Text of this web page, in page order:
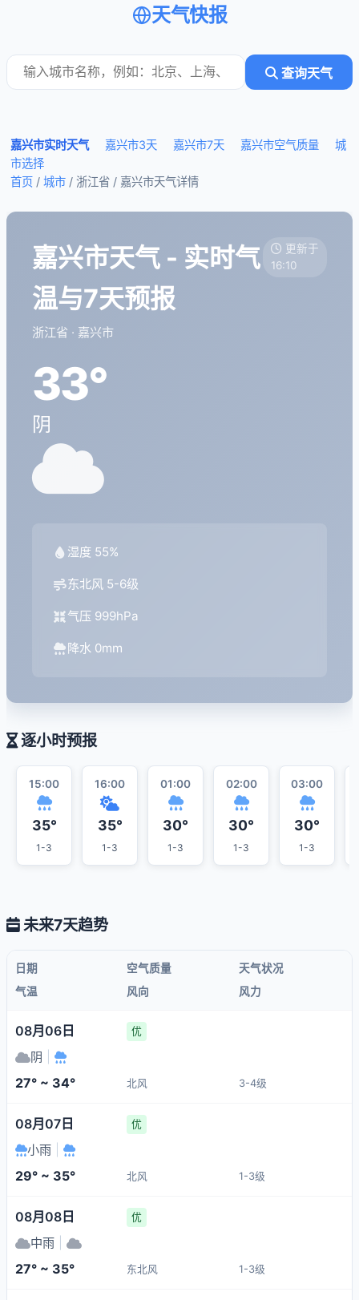
天气快报
查询天气
嘉兴市实时天气 嘉兴市3天 嘉兴市7天 嘉兴市空气质量
城
市选择
首页 / 城市 / 浙江省 / 嘉兴市天气详情
嘉兴市天气 - 实时气
温与7天预报
浙江省 · 嘉兴市
更新于
16:10
33°
阴
湿度 55%
东北风 5-6级
气压 999hPa
降水 0mm
逐小时预报
15:00
35°
1-3
16:00
35°
1-3
01:00
30°
1-3
02:00
30°
1-3
03:00
30°
1-3
未来7天趋势
日期 空气质量
天气状况
气温
风向 风力
08月06日 优
阴
27° ~ 34° 北风 3-4级
08月07日 优
小雨
29° ~ 35° 北风 1-3级
08月08日 优
中雨
27° ~ 35° 东北风 1-3级